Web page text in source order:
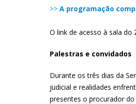
>> A programação
O link de acesso à sala
Palestras e convidados
Durante os três dias da
judicial e realidades
presentes o procurador